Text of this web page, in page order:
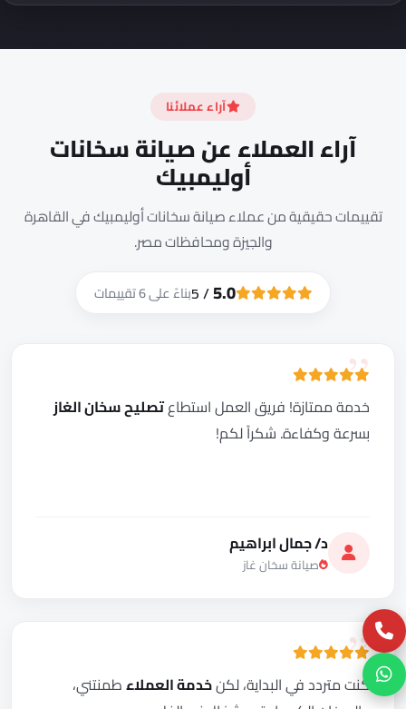
آراء عملائنا
آراء العملاء عن صيانة سخانات
أوليمبيك
تقييمات حقيقية من عملاء صيانة سخانات أوليمبيك في القاهرة
والجيزة ومحافظات مصر.
5.0
/ 5 بناءً على 6 تقييمات
خدمة ممتازة! فريق العمل استطاعتصليح سخان الغاز
بسرعة وكفاءة. شكراً لكم!
د/ جمال ابراهيم
صيانة سخان غاز
كنت متردد في البداية، لكنخدمة العملاءطمنتني،